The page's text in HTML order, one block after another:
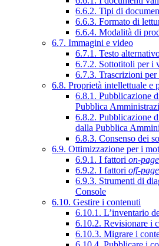
6.6.2. Tipi di
6.6.3. Formato di
6.6.4. Modalità di
6.7. Immagini e video
6.7.1. Testo
6.7.2. Sottotitoli per i
6.7.3. Trascrizioni
6.8. Proprietà intellettuale e
6.8.1. Pubblicazione
Pubblica
6.8.2. Pubblicazione
dalla Pubblica
6.8.3. Consenso dei
6.9. Ottimizzazione per i
6.9.1. I fattori on-page
6.9.2. I fattori off-page
6.9.3. Strumenti di
Console
6.10. Gestire i contenuti
6.10.1. L’inventario
6.10.2. Revisionare i
6.10.3. Migrare i